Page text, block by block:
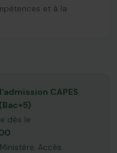
et à la
CAPES
dès le
Accès